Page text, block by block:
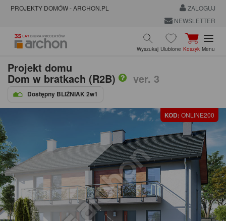
PROJEKTY DOMÓW - ARCHON.PL
ZALOGUJ
NEWSLETTER
Wyszukaj Ulubione Koszyk Menu
Projekt domu
Dom w bratkach (R2B) ver. 3
Dostępny BLIŹNIAK 2w1
KOD: ONLINE200